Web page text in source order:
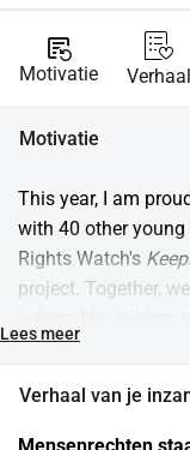
source_notes
Motivatie Verhaal
Motivatie
This year, I am
with 40 other
Rights Watch's
project. Together,
their right to a safe
Please donate
children worldwide.
Lees meer
Verhaal van je